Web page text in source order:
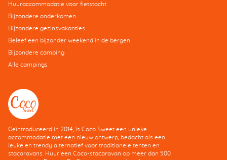
Huuraccommodatie voor fietstocht
Bijzondere onderkomen
Bijzondere gezinsvakanties
Beleef een bijzonder weekend in de bergen
Bijzondere camping
Alle campings
Geïntroduceerd in 2014, is Coco Sweet een unieke
accommodatie met een nieuw ontwerp, bedacht als een
leuke en trendy alternatief voor traditionele tenten en
stacaravans. Huur een Coco-stacaravan op meer dan 500